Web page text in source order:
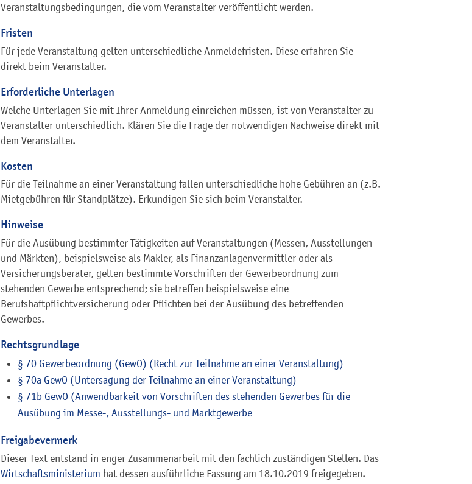
Veranstaltungsbedingungen, die vom Veranstalter veröffentlicht werden.
Fristen
Für jede Veranstaltung gelten unterschiedliche Anmeldefristen. Diese erfahren Sie
direkt beim Veranstalter.
Erforderliche Unterlagen
Welche Unterlagen Sie mit Ihrer Anmeldung einreichen müssen, ist von Veranstalter zu
Veranstalter unterschiedlich. Klären Sie die Frage der notwendigen Nachweise direkt mit
dem Veranstalter.
Kosten
Für die Teilnahme an einer Veranstaltung fallen unterschiedliche hohe Gebühren an (z.B.
Mietgebühren für Standplätze). Erkundigen Sie sich beim Veranstalter.
Hinweise
Für die Ausübung bestimmter Tätigkeiten auf Veranstaltungen (Messen, Ausstellungen
und Märkten), beispielsweise als Makler, als Finanzanlagenvermittler oder als
Versicherungsberater, gelten bestimmte Vorschriften der Gewerbeordnung zum
stehenden Gewerbe entsprechend; sie betreffen beispielsweise eine
Berufshaftpflichtversicherung oder Pflichten bei der Ausübung des betreffenden
Gewerbes.
Rechtsgrundlage
§ 70 Gewerbeordnung (GewO) (Recht zur Teilnahme an einer Veranstaltung)
§ 70a GewO (Untersagung der Teilnahme an einer Veranstaltung)
§ 71b GewO (Anwendbarkeit von Vorschriften des stehenden Gewerbes für die
Ausübung im Messe-, Ausstellungs- und Marktgewerbe
Freigabevermerk
Dieser Text entstand in enger Zusammenarbeit mit den fachlich zuständigen Stellen. Das
Wirtschaftsministerium hat dessen ausführliche Fassung am 18.10.2019 freigegeben.